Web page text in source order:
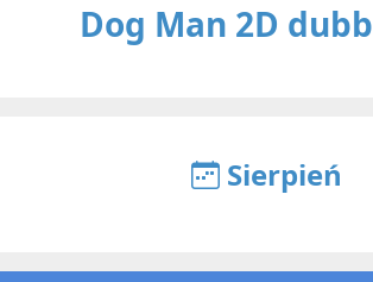
Dog Man 2D dubb
Sierpień